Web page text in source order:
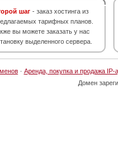
шаг - заказ хостинга из
тарифных планов.
вы можете заказать у нас
выделенного сервера.
· Аренда, покупка и продажа IP-
Домен